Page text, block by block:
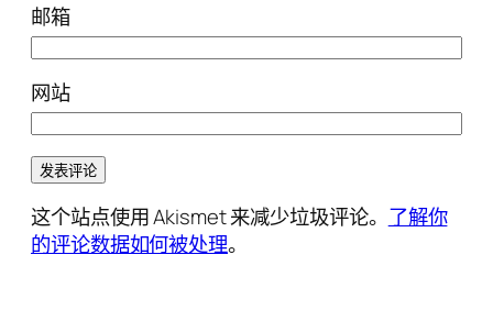
邮箱
网站
这个站点使用 Akismet 来减少垃圾评论。 了解你
的评论数据如何被处理。